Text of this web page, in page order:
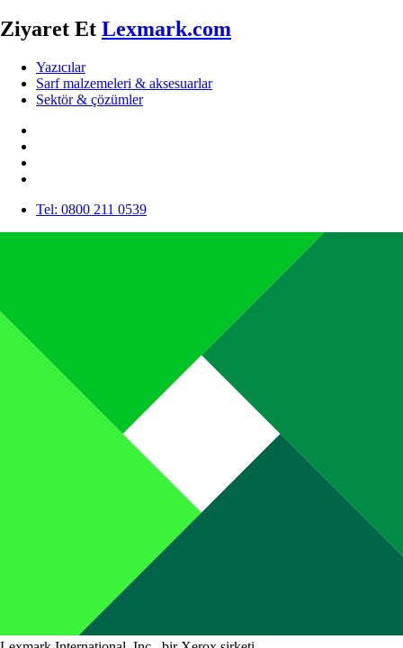
Ziyaret Et Lexmark.com
Yazıcılar
Sarf malzemeleri & aksesuarlar
Sektör & çözümler
Tel: 0800 211 0539